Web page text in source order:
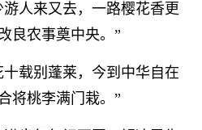
人来又去，一路樱花香更
良农事奠中央。”
载别蓬莱，今到中华自在
将桃李满门栽。”